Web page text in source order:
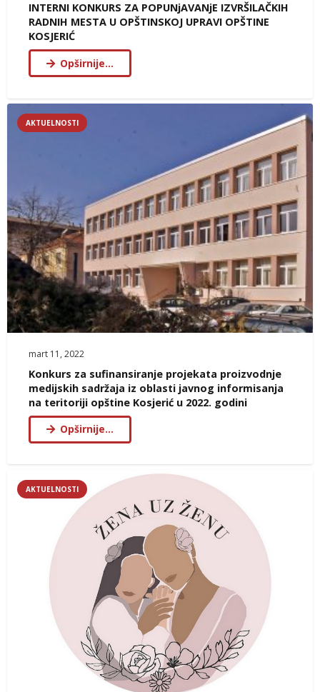
INTERNI KONKURS ZA POPUNjAVANjE IZVRŠILAČKIH
RADNIH MESTA U OPŠTINSKOJ UPRAVI OPŠTINE
KOSJERIĆ
Opširnije…
AKTUELNOSTI
mart 11, 2022
Konkurs za sufinansiranje projekata proizvodnje
medijskih sadržaja iz oblasti javnog informisanja
na teritoriji opštine Kosjerić u 2022. godini
Opširnije…
AKTUELNOSTI